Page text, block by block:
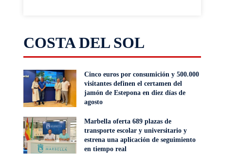
COSTA DEL SOL
Cinco euros por consumición y 500.000
visitantes definen el certamen del
jamón de Estepona en diez días de
agosto
Marbella oferta 689 plazas de
transporte escolar y universitario y
estrena una aplicación de seguimiento
en tiempo real